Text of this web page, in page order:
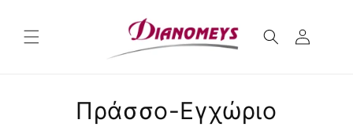
περιεχόμενο
πληροφορίεςΠράσσο-Εγχώριο